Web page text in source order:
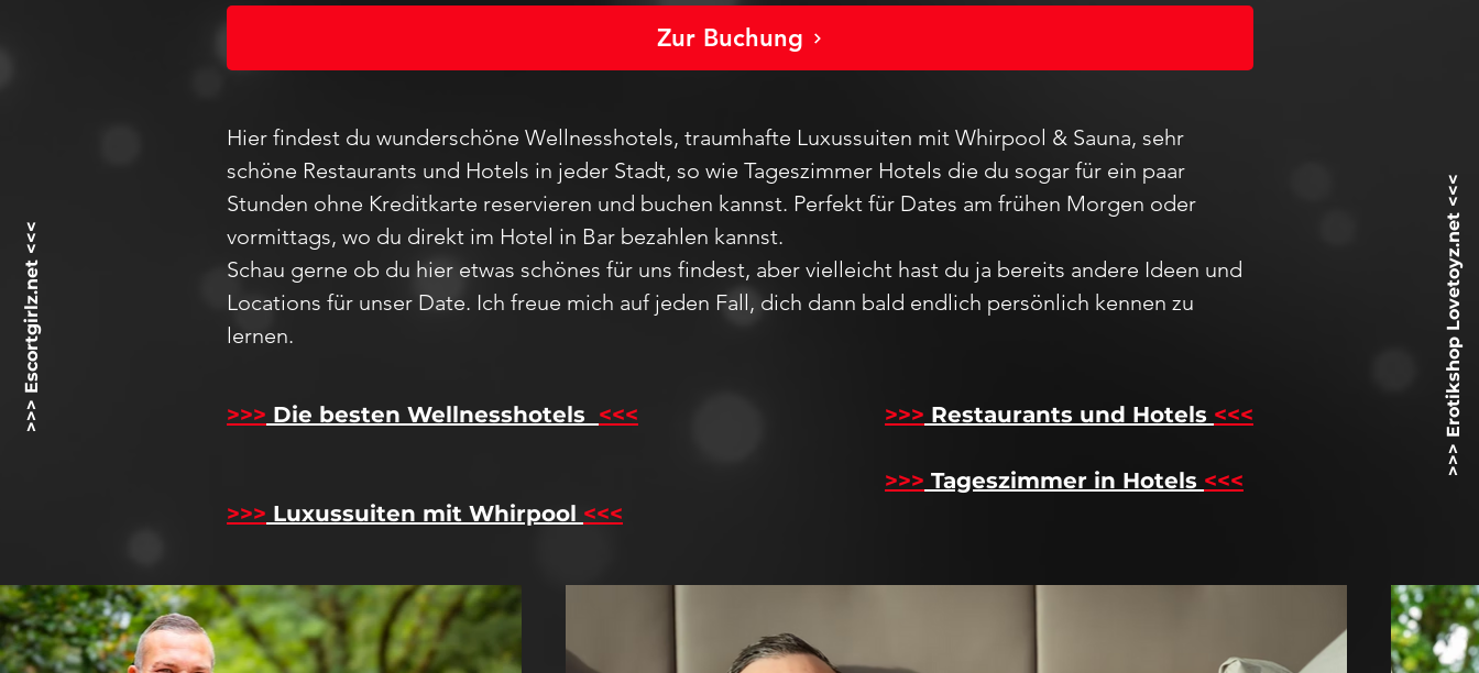
>>> Erotikshop Lovetoyz.net <<<
>>> Escortgirlz.net <<<
Zur Buchung
Hier findest du wunderschöne Wellnesshotels, traumhafte Luxussuiten mit Whirpool & Sauna, sehr
schöne Restaurants und Hotels in jeder Stadt, so wie Tageszimmer Hotels die du sogar für ein paar
Stunden ohne Kreditkarte reservieren und buchen kannst. Perfekt für Dates am frühen Morgen oder
vormittags, wo du direkt im Hotel in Bar bezahlen kannst.
Schau gerne ob du hier etwas schönes für uns findest, aber vielleicht hast du ja bereits andere Ideen und
Locations für unser Date. Ich freue mich auf jeden Fall, dich dann bald endlich persönlich kennen zu
lernen.
>>> Die besten Wellnesshotels <<<
>>> Luxussuiten mit Whirpool <<<
>>> Restaurants und Hotels <<<
>>> Tageszimmer in Hotels <<<